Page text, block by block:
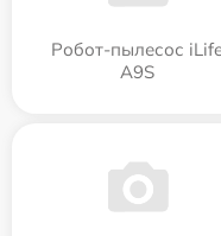
Робот-пылесос
A9S